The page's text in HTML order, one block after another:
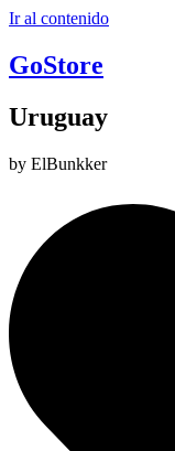
Ir al contenido
GoStore
Uruguay
by ElBunkker